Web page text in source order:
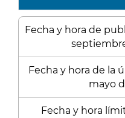
Fecha y hora de
Fecha y hora de la
mayo
Fecha y hora